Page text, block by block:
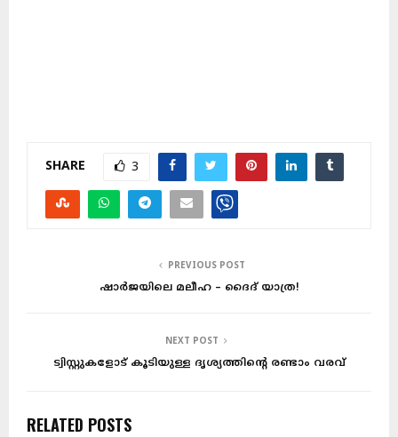
SHARE 3
PREVIOUS POST
ഷാർജയിലെ മലീഹ – ദൈദ് യാത്ര!
NEXT POST
ട്വിസ്റ്റുകളോട് കൂടിയുള്ള ദൃശ്യത്തിന്റെ രണ്ടാം വരവ്
RELATED POSTS